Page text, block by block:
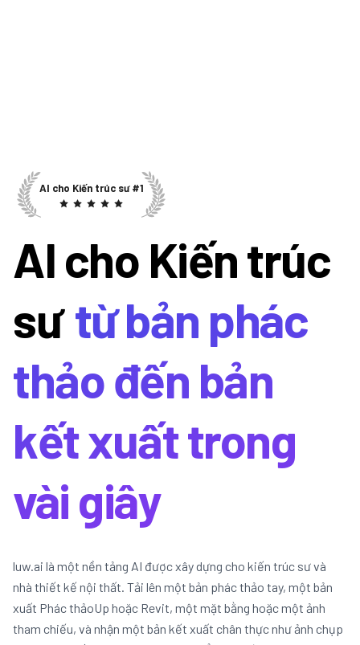
AI cho Kiến trúc sư #1
AI cho Kiến trúc
sưtừ bản phác
thảo đến bản
kết xuất trong
vài giây
luw.ai là một nền tảng AI được xây dựng cho kiến trúc sư và
nhà thiết kế nội thất. Tải lên một bản phác thảo tay, một bản
xuất Phác thảoUp hoặc Revit, một mặt bằng hoặc một ảnh
tham chiếu, và nhận một bản kết xuất chân thực như ảnh chụp